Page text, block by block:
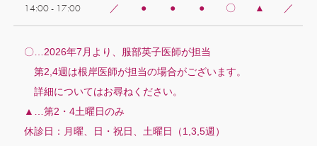
14:00 - 17:00 ／ ● ● ● 〇 ▲ ／
〇…2026年7月より、服部英子医師が担当
第2,4週は根岸医師が担当の場合がございます。
詳細についてはお尋ねください。
▲…第2・4土曜日のみ
休診日：月曜、日・祝日、土曜日（1,3,5週）